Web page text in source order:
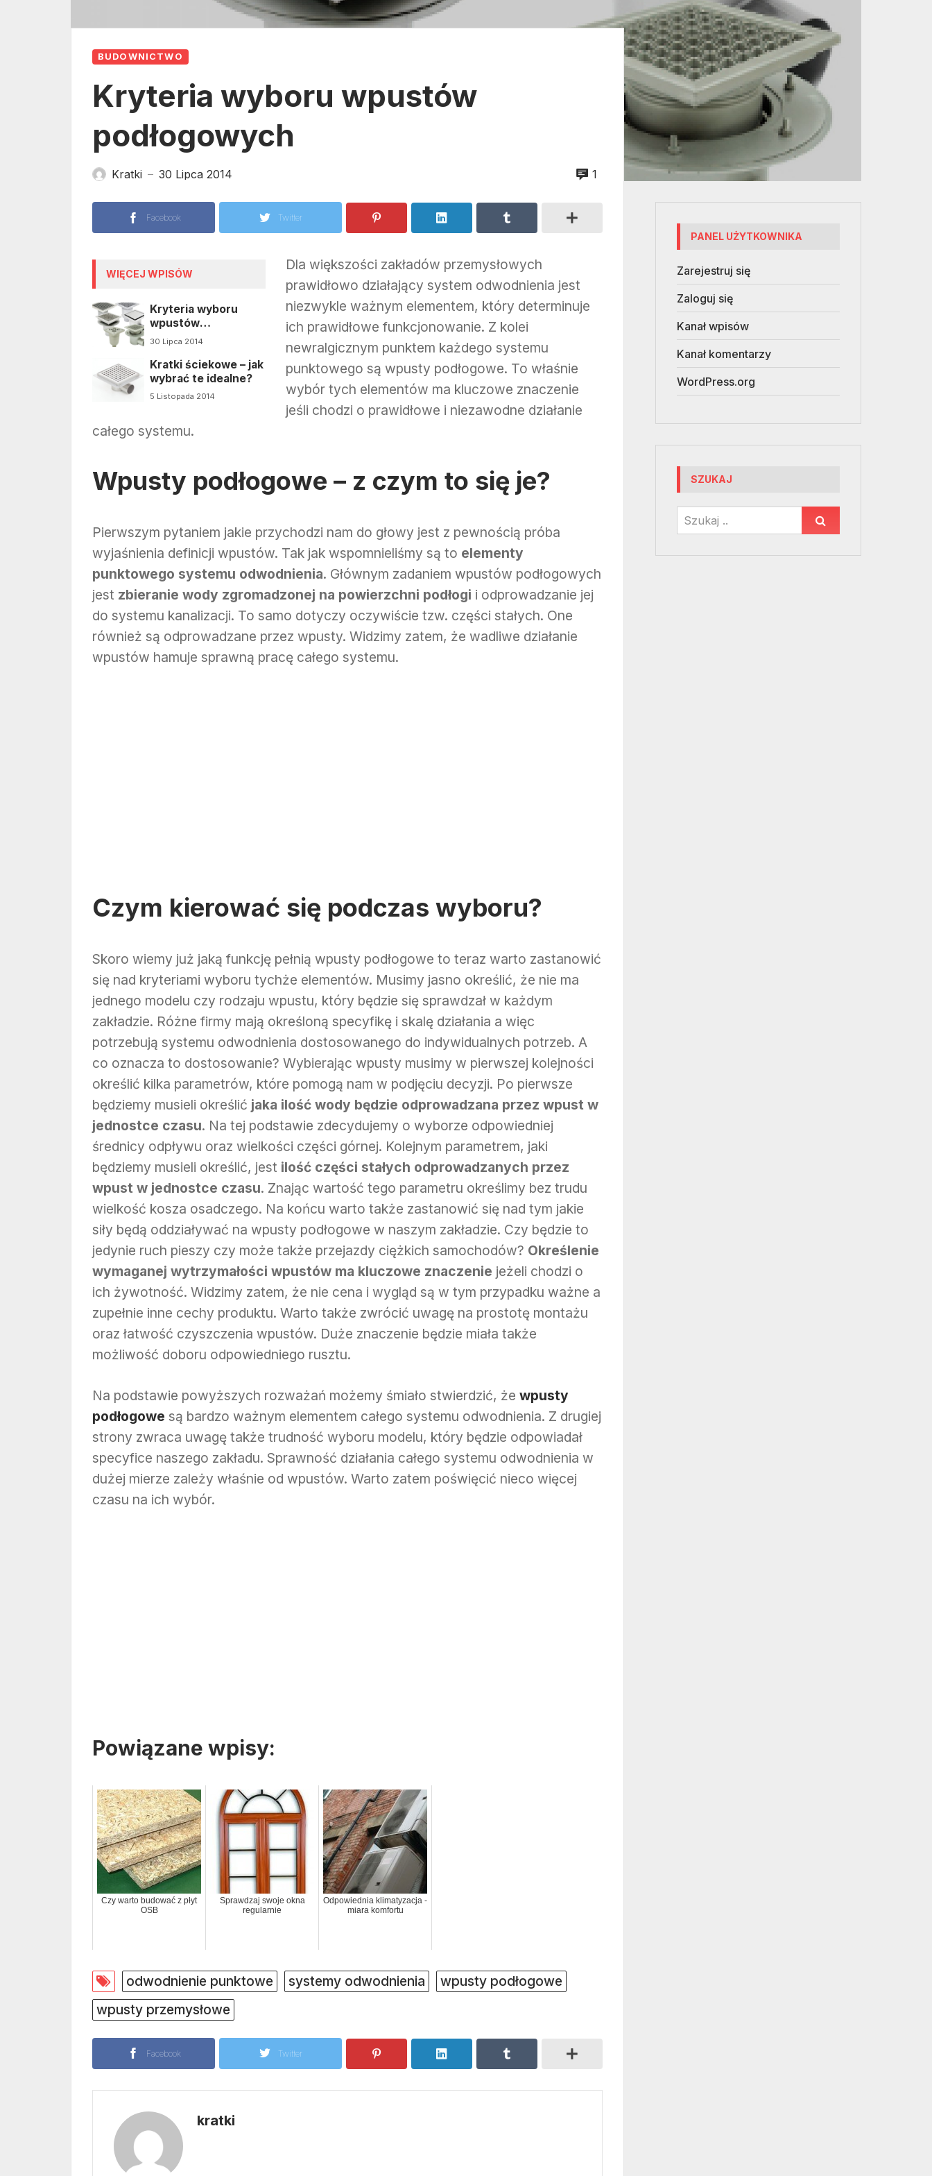
BUDOWNICTWO
Kryteria wyboru wpustów
podłogowych
Kratki — 30 Lipca 2014 1
Facebook Twitter
WIĘCEJ WPISÓW
Kryteria wyboru
wpustów
podłogowych
30 Lipca 2014
Kratki ściekowe – jak
wybrać te idealne?
5 Listopada 2014
Dla większości zakładów przemysłowych
prawidłowo działający system odwodnienia jest
niezwykle ważnym elementem, który determinuje
ich prawidłowe funkcjonowanie. Z kolei
newralgicznym punktem każdego systemu
punktowego są wpusty podłogowe. To właśnie
wybór tych elementów ma kluczowe znaczenie
jeśli chodzi o prawidłowe i niezawodne działanie
całego systemu.
Wpusty podłogowe – z czym to się je?
Pierwszym pytaniem jakie przychodzi nam do głowy jest z pewnością próba
wyjaśnienia definicji wpustów. Tak jak wspomnieliśmy są to elementy
punktowego systemu odwodnienia. Głównym zadaniem wpustów podłogowych
jest zbieranie wody zgromadzonej na powierzchni podłogi i odprowadzanie jej
do systemu kanalizacji. To samo dotyczy oczywiście tzw. części stałych. One
również są odprowadzane przez wpusty. Widzimy zatem, że wadliwe działanie
wpustów hamuje sprawną pracę całego systemu.
Czym kierować się podczas wyboru?
Skoro wiemy już jaką funkcję pełnią wpusty podłogowe to teraz warto zastanowić
się nad kryteriami wyboru tychże elementów. Musimy jasno określić, że nie ma
jednego modelu czy rodzaju wpustu, który będzie się sprawdzał w każdym
zakładzie. Różne firmy mają określoną specyfikę i skalę działania a więc
potrzebują systemu odwodnienia dostosowanego do indywidualnych potrzeb. A
co oznacza to dostosowanie? Wybierając wpusty musimy w pierwszej kolejności
określić kilka parametrów, które pomogą nam w podjęciu decyzji. Po pierwsze
będziemy musieli określić jaka ilość wody będzie odprowadzana przez wpust w
jednostce czasu. Na tej podstawie zdecydujemy o wyborze odpowiedniej
średnicy odpływu oraz wielkości części górnej. Kolejnym parametrem, jaki
będziemy musieli określić, jest ilość części stałych odprowadzanych przez
wpust w jednostce czasu. Znając wartość tego parametru określimy bez trudu
wielkość kosza osadczego. Na końcu warto także zastanowić się nad tym jakie
siły będą oddziaływać na wpusty podłogowe w naszym zakładzie. Czy będzie to
jedynie ruch pieszy czy może także przejazdy ciężkich samochodów? Określenie
wymaganej wytrzymałości wpustów ma kluczowe znaczenie jeżeli chodzi o
ich żywotność. Widzimy zatem, że nie cena i wygląd są w tym przypadku ważne a
zupełnie inne cechy produktu. Warto także zwrócić uwagę na prostotę montażu
oraz łatwość czyszczenia wpustów. Duże znaczenie będzie miała także
możliwość doboru odpowiedniego rusztu.
Na podstawie powyższych rozważań możemy śmiało stwierdzić, że wpusty
podłogowe są bardzo ważnym elementem całego systemu odwodnienia. Z drugiej
strony zwraca uwagę także trudność wyboru modelu, który będzie odpowiadał
specyfice naszego zakładu. Sprawność działania całego systemu odwodnienia w
dużej mierze zależy właśnie od wpustów. Warto zatem poświęcić nieco więcej
czasu na ich wybór.
Powiązane wpisy:
Czy warto budować z płyt
OSB
Sprawdzaj swoje okna
regularnie
Odpowiednia klimatyzacja -
miara komfortu
odwodnienie punktowe systemy odwodnienia
wpusty podłogowe
wpusty przemysłowe
Facebook Twitter
kratki
PANEL UŻYTKOWNIKA
Zarejestruj się
Zaloguj się
Kanał wpisów
Kanał komentarzy
WordPress.org
SZUKAJ